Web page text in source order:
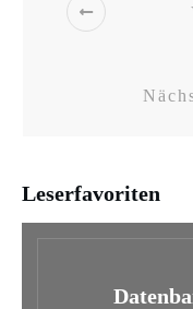
Leserfavoriten